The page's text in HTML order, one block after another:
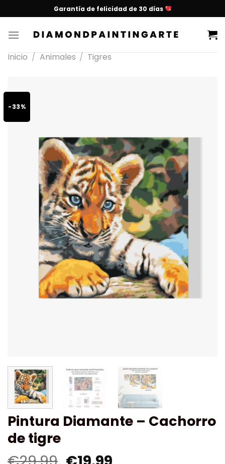
Garantía de felicidad de 30 días
Inicio / Animales / Tigres
-33%
Pintura Diamante – Cachorro
de tigre